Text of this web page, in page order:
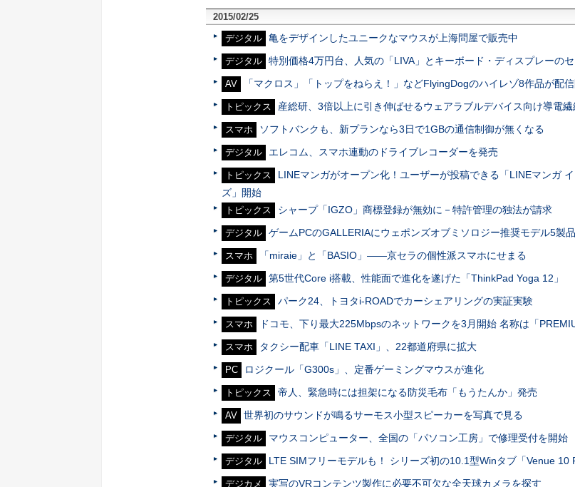
2015/02/25
デジタル 亀をデザインしたユニークなマウスが上海問屋で販売中
デジタル 特別価格4万円台、人気の「LIVA」とキーボード・ディスプレーのセ
AV 「マクロス」「トップをねらえ！」などFlyingDogのハイレゾ8作品が配
トピックス 産総研、3倍以上に引き伸ばせるウェアラブルデバイス向け導電繊
スマホ ソフトバンクも、新プランなら3日で1GBの通信制御が無くなる
デジタル エレコム、スマホ連動のドライブレコーダーを発売
トピックス
LINEマンガがオープン化！ユーザーが投稿できる「LINEマンガ
ズ」開始
トピックス シャープ「IGZO」商標登録が無効に－特許管理の独法が請求
デジタル ゲームPCのGALLERIAにウェポンズオブミソロジー推奨モデル5製品
スマホ 「miraie」と「BASIO」――京セラの個性派スマホにせまる
デジタル 第5世代Core i搭載、性能面で進化を遂げた「ThinkPad Yoga 12」
トピックス パーク24、トヨタi-ROADでカーシェアリングの実証実験
スマホ ドコモ、下り最大225Mbpsのネットワークを3月開始 名称は「
スマホ タクシー配車「LINE TAXI」、22都道府県に拡大
PC ロジクール「G300s」、定番ゲーミングマウスが進化
トピックス 帝人、緊急時には担架になる防災毛布「もうたんか」発売
AV 世界初のサウンドが鳴るサーモス小型スピーカーを写真で見る
デジタル マウスコンピューター、全国の「パソコン工房」で修理受付を開始
デジタル LTE SIMフリーモデルも！ シリーズ初の10.1型Winタブ「Venue 10
デジカメ 実写のVRコンテンツ製作に必要不可欠な全天球カメラを探す